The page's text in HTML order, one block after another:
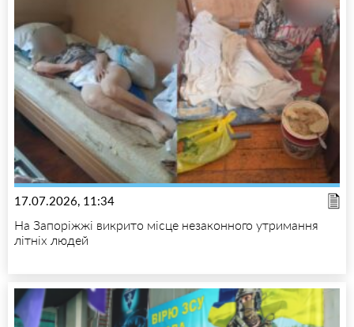
17.07.2026, 11:34
На Запоріжжі викрито місце незаконного утримання
літніх людей